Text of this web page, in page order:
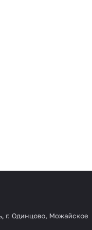
г. Одинцово, Можайское